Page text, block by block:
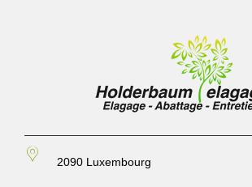
2090 Luxembourg